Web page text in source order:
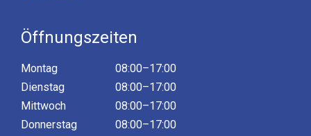
Öffnungszeiten
Montag
Dienstag
Mittwoch
Donnerstag
08:00–17:00
08:00–17:00
08:00–17:00
08:00–17:00